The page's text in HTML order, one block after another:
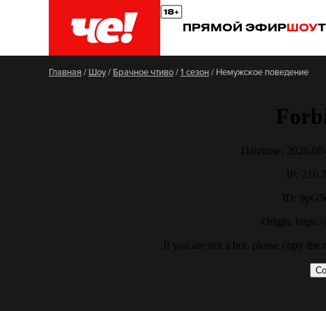
ПРЯМОЙ ЭФИРШОУ
Главная/ Шоу/ Брачное чтиво/1 сезон/ Немужское поведение